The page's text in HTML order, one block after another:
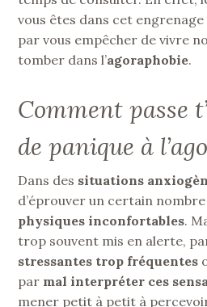
vous êtes dans cet
par vous empêcher de vivre
tomber dans l’agoraphobie.
Comment passe
de panique à
Dans des situations
d’éprouver un certain
physiques inconfortables.
trop souvent mis en alerte,
stressantes trop fréquentes
par mal interpréter ces
mener petit à petit à